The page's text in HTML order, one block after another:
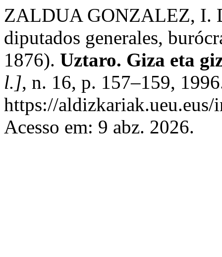
ZALDUA GONZALEZ, I.
diputados generales,
1876). Uztaro. Giza eta
l.], n. 16, p. 157–159,
https://
Acesso em: 9 abz. 2026.